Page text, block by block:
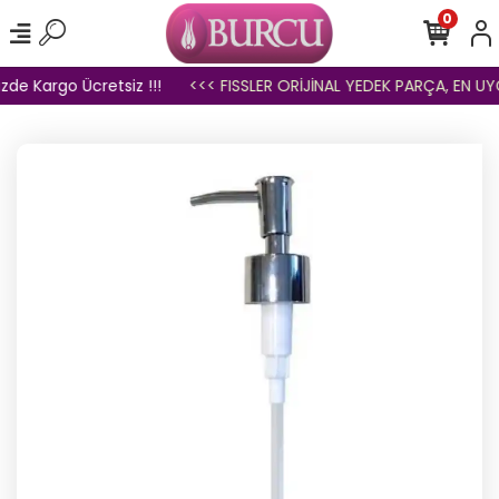
Kargo Ücretsiz !!! <<< FISSLER ORİJİNAL YEDEK PARÇA, EN
0